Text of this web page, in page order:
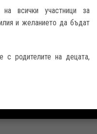
всички участници за
и желанието да бъдат
родителите на децата,